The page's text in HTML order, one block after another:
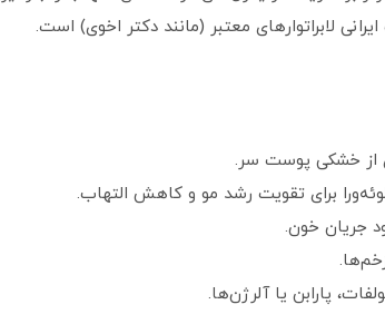
برای تقویت رشد مو و کاهش التهاب.
جریان خون.
پارابن یا آلرژن‌ها.